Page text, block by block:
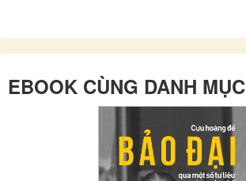
EBOOK CÙNG DANH MỤC